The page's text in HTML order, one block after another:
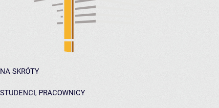
NA SKRÓTY
STUDENCI, PRACOWNICY